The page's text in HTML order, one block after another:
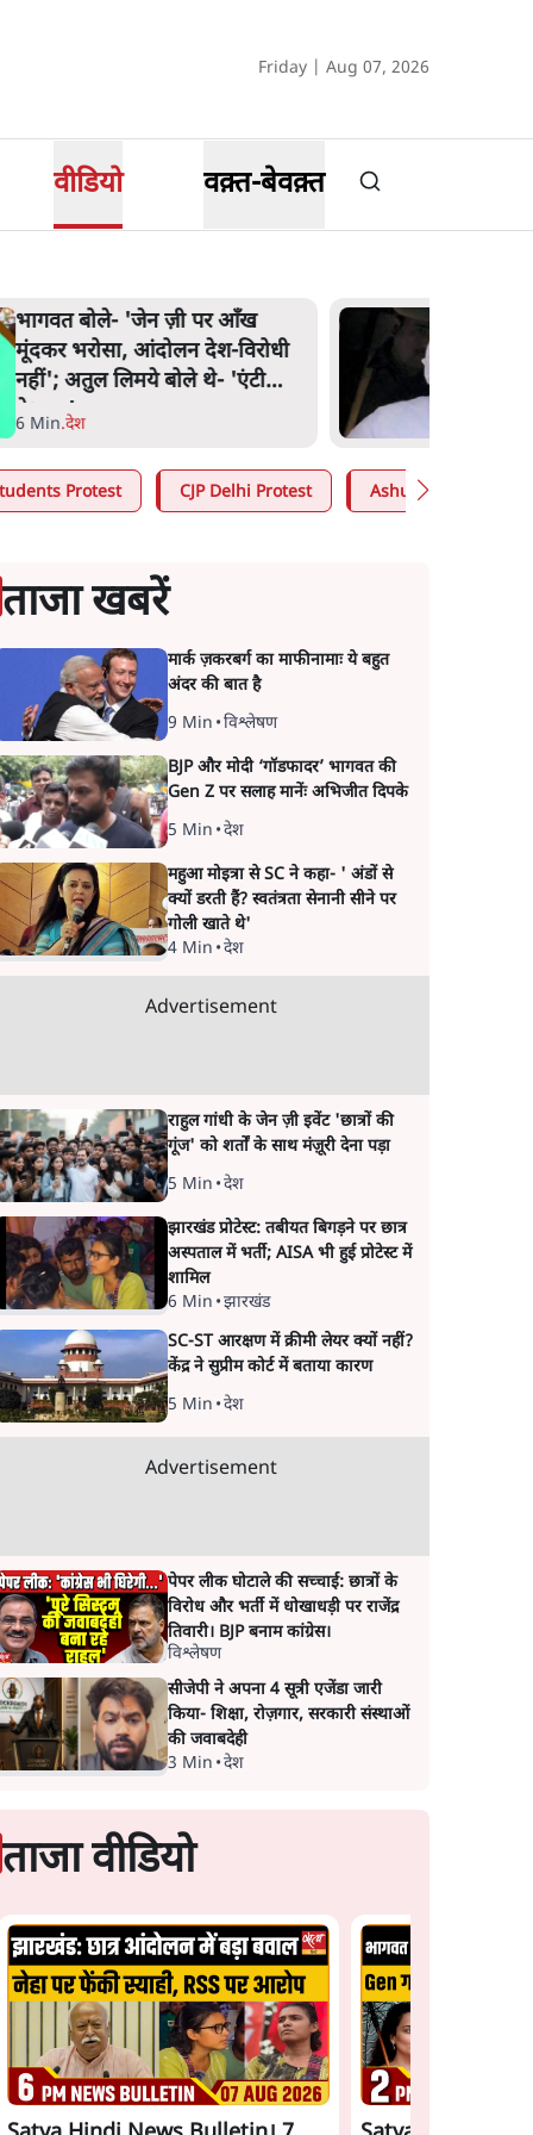
Friday | Aug 07, 2026
वीडियो वक़्त-बेवक़्त
भागवत बोले- 'जेन ज़ी पर आँख
मूंदकर भरोसा, आंदोलन देश-विरोधी
नहीं'; अतुल लिमये बोले थे- 'एंटी
नेशनल'
6 Min.देश
Protest CJP Delhi Protest Ashutosh Ki Baat
ताजा खबरें
मार्क ज़करबर्ग का माफीनामाः ये बहुत
अंदर की बात है
9 Min •विश्लेषण
BJP और मोदी ‘गॉडफादर’ भागवत की
Gen Z पर सलाह मानेंः अभिजीत दिपके
5 Min •देश
महुआ मोइत्रा से SC ने कहा- ' अंडों से
क्यों डरती हैं? स्वतंत्रता सेनानी सीने पर
गोली खाते थे'
4 Min •देश
Advertisement
राहुल गांधी के जेन ज़ी इवेंट 'छात्रों की
गूंज' को शर्तों के साथ मंज़ूरी देना पड़ा
5 Min •देश
झारखंड प्रोटेस्ट: तबीयत बिगड़ने पर छात्र
अस्पताल में भर्ती; AISA भी हुई प्रोटेस्ट में
शामिल
6 Min •झारखंड
SC-ST आरक्षण में क्रीमी लेयर क्यों नहीं?
केंद्र ने सुप्रीम कोर्ट में बताया कारण
5 Min •देश
Advertisement
पेपर लीक घोटाले की सच्चाई: छात्रों के
विरोध और भर्ती में धोखाधड़ी पर राजेंद्र
तिवारी। BJP बनाम कांग्रेस।
विश्लेषण
सीजेपी ने अपना 4 सूत्री एजेंडा जारी
किया- शिक्षा, रोज़गार, सरकारी संस्थाओं
की जवाबदेही
3 Min •देश
ताजा वीडियो